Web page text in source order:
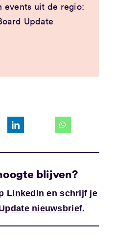
events uit de regio:
Update
blijven?
LinkedIn en schrijf je
nieuwsbrief.